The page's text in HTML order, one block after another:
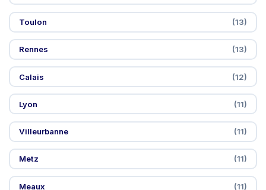
Toulon (13)
Rennes (13)
Calais (12)
Lyon (11)
Villeurbanne (11)
Metz (11)
Meaux (11)